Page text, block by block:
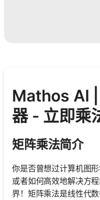
Mathos AI
器 - 立即乘
矩阵乘法简介
你是否曾想过计算机图
或者如何高效地解决方
界！矩阵乘法是线性代